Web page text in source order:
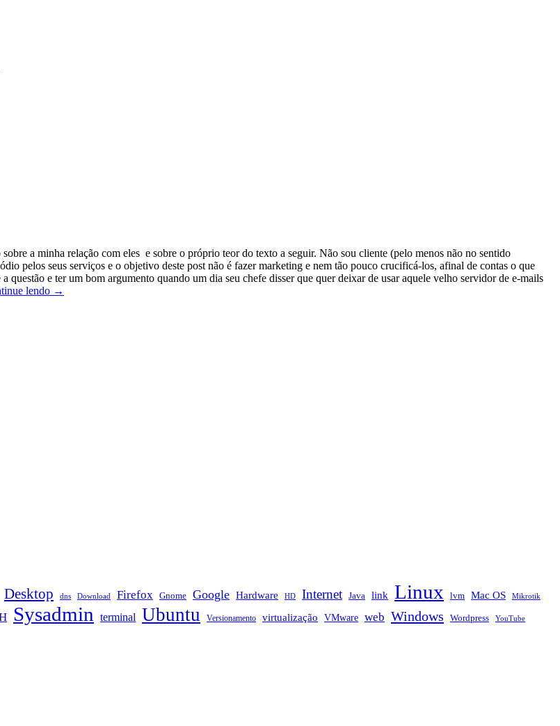
a minha relação com eles e sobre o próprio teor do texto a seguir. Não sou cliente (pelo menos não no sentido
pelos seus serviços e o objetivo deste post não é fazer marketing e nem tão pouco crucificá-los, afinal de contas o que
questão e ter um bom argumento quando um dia seu chefe disser que quer deixar de usar aquele velho servidor de e-mails
lendo Porque
→
Desktop dns Download Firefox Gnome Google Hardware HD Internet Java link Linux lvm Mac OS Mikrotik
Sysadmin terminal Ubuntu Versionamento virtualização VMware web Windows Wordpress YouTube